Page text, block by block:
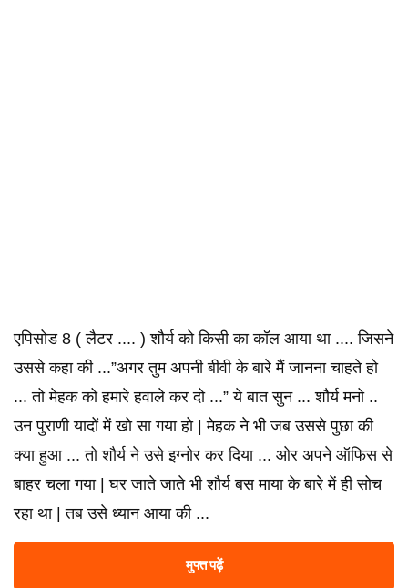
एपिसोड 8 ( लैटर .... ) शौर्य को किसी का कॉल आया था .... जिसने
उससे कहा की ...”अगर तुम अपनी बीवी के बारे मैं जानना चाहते हो
... तो मेहक को हमारे हवाले कर दो ...” ये बात सुन ... शौर्य मनो ..
उन पुराणी यादों में खो सा गया हो | मेहक ने भी जब उससे पुछा की
क्या हुआ ... तो शौर्य ने उसे इग्नोर कर दिया ... ओर अपने ऑफिस से
बाहर चला गया | घर जाते जाते भी शौर्य बस माया के बारे में ही सोच
रहा था | तब उसे ध्यान आया की ...
मुफ्त पढ़ें